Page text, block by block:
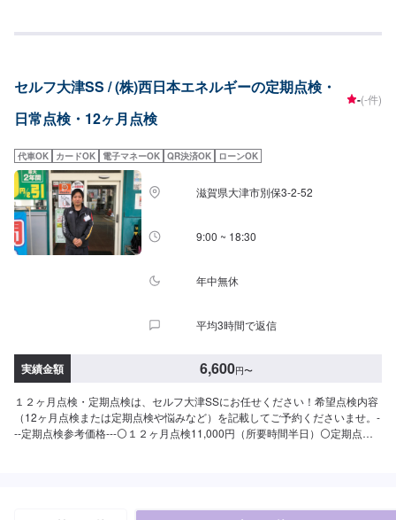
セルフ大津SS / (株)西日本エネルギーの定期点検・
日常点検・12ヶ月点検
-(-件)
代車OK カードOK 電子マネーOK QR決済OK ローンOK
滋賀県大津市別保3-2-52
9:00 ~ 18:30
年中無休
平均3時間で返信
実績金額 6,600円〜
１２ヶ月点検・定期点検は、セルフ大津SSにお任せください！希望点検内容
（12ヶ月点検または定期点検や悩みなど）を記載してご予約くださいませ。-
--定期点検参考価格---⚪１２ヶ月点検11,000円（所要時間半日）⚪定期点検